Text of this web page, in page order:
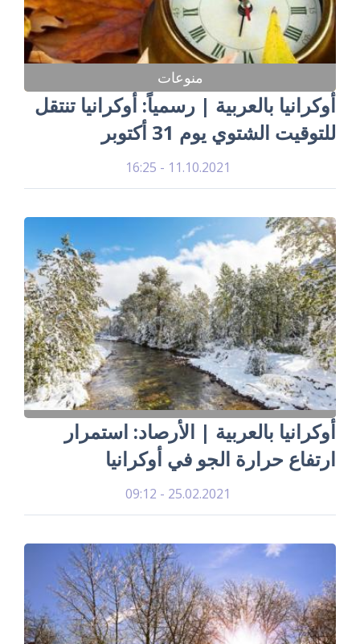
منوعات
أوكرانيا بالعربية | رسمياً: أوكرانيا تنتقل
للتوقيت الشتوي يوم 31 أكتوبر
11.10.2021 - 16:25
أوكرانيا بالعربية | الأرصاد: استمرار
ارتفاع حرارة الجو في أوكرانيا
25.02.2021 - 09:12